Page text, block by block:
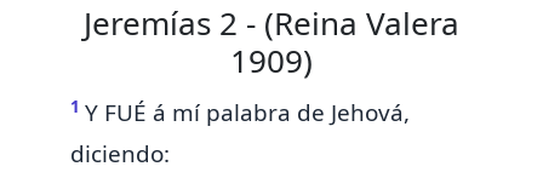
Jeremías 2 - (Reina Valera
1909)
1 Y FUÉ á mí palabra de Jehová,
diciendo: